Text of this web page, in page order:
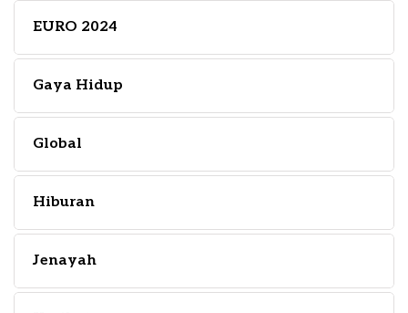
EURO 2024
Gaya Hidup
Global
Hiburan
Jenayah